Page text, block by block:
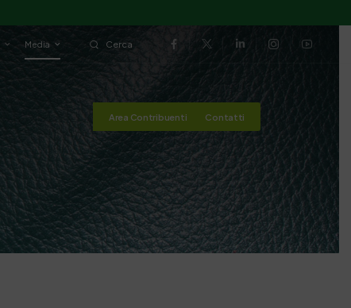
Media Cerca
Area Contribuenti Contatti